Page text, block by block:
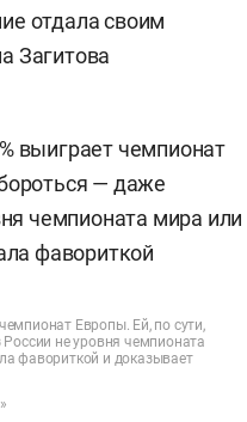
отдала своим
Загитова
Европы. Ей, по сути,
не уровня чемпионата
фавориткой и доказывает